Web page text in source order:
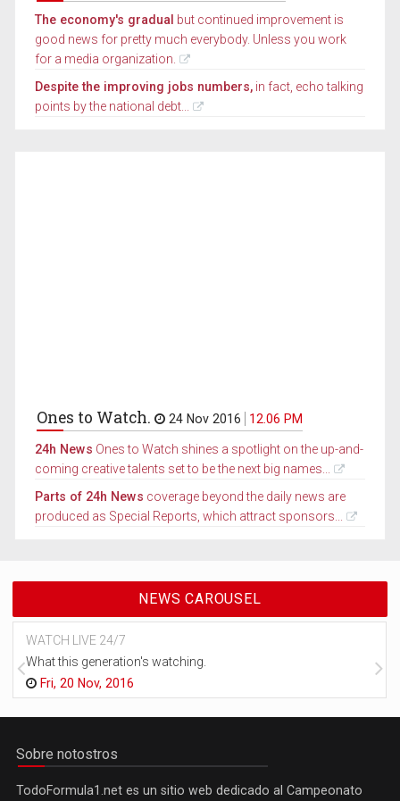
The economy's gradual but continued improvement is
good news for pretty much everybody. Unless you work
for a media organization.
Despite the improving jobs numbers, in fact, echo talking
points by the national debt...
Ones to Watch. 24 Nov 2016 12.06 PM
24h News Ones to Watch shines a spotlight on the up-and-
coming creative talents set to be the next big names...
Parts of 24h News coverage beyond the daily news are
produced as Special Reports, which attract sponsors...
NEWS CAROUSEL
WATCH LIVE 24/7
What this generation's watching.
Fri, 20 Nov, 2016
Sobre notostros
TodoFormula1.net es un sitio web dedicado al Campeonato